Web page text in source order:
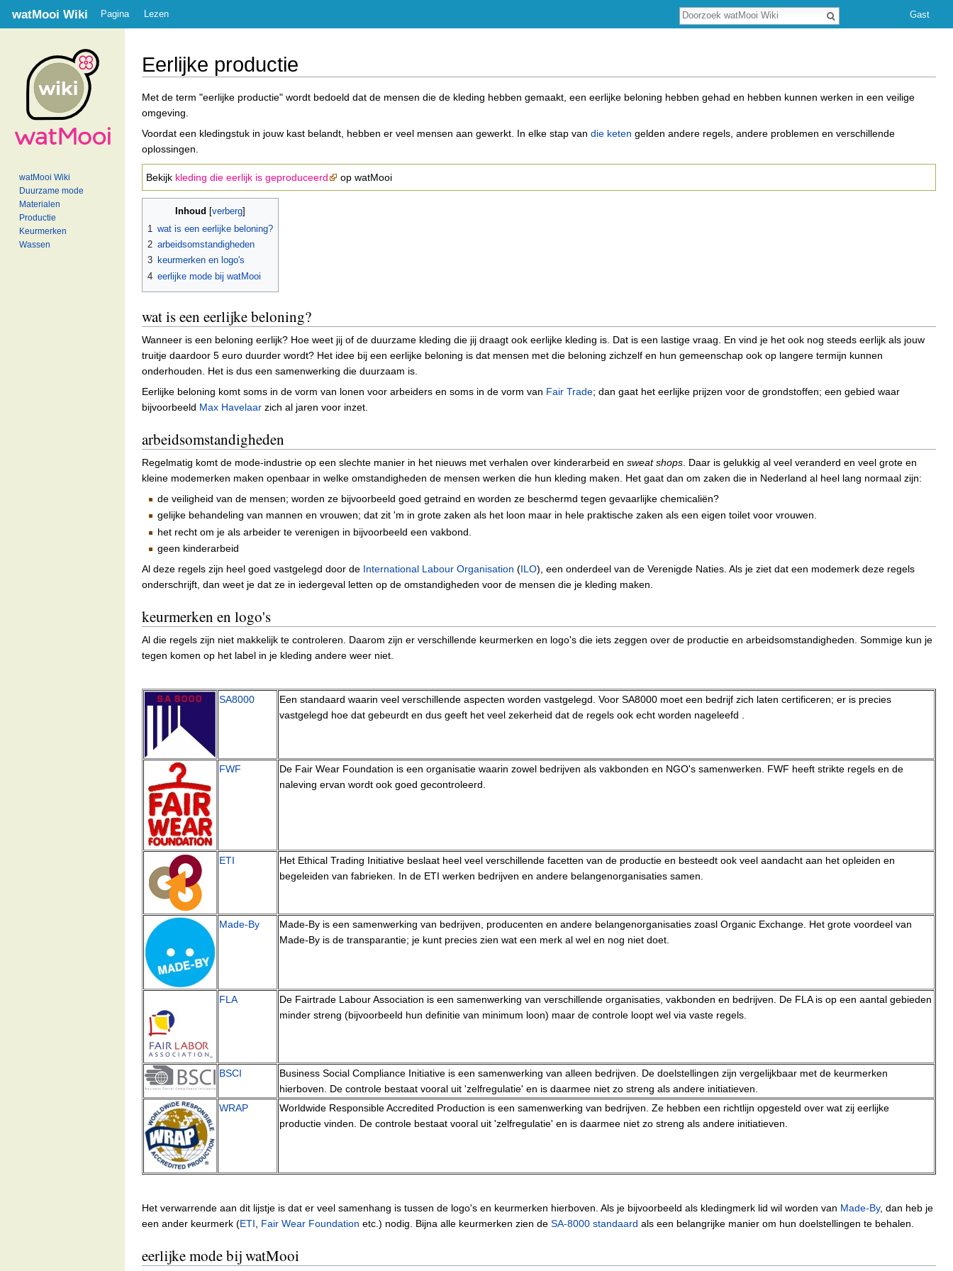
Eerlijke productie
Met de term "eerlijke productie" wordt bedoeld dat de mensen die de kleding hebben gemaakt, een eerlijke beloning hebben gehad en hebben kunnen werken in een veilige
omgeving.
Voordat een kledingstuk in jouw kast belandt, hebben er veel mensen aan gewerkt. In elke stap van die keten gelden andere regels, andere problemen en verschillende
oplossingen.
Bekijk kleding die eerlijk is geproduceerd op watMooi
Inhoud
1
wat is een eerlijke beloning?
2 arbeidsomstandigheden
3 keurmerken en logo's
4 eerlijke mode bij watMooi
wat is een eerlijke beloning?
Wanneer is een beloning eerlijk? Hoe weet jij of de duurzame kleding die jij draagt ook eerlijke kleding is. Dat is een lastige vraag. En vind je het ook nog steeds eerlijk als jouw
truitje daardoor 5 euro duurder wordt? Het idee bij een eerlijke beloning is dat mensen met die beloning zichzelf en hun gemeenschap ook op langere termijn kunnen
onderhouden. Het is dus een samenwerking die duurzaam is.
Eerlijke beloning komt soms in de vorm van lonen voor arbeiders en soms in de vorm van Fair Trade; dan gaat het eerlijke prijzen voor de grondstoffen; een gebied waar
bijvoorbeeld Max Havelaar zich al jaren voor inzet.
arbeidsomstandigheden
Regelmatig komt de mode-industrie op een slechte manier in het nieuws met verhalen over kinderarbeid en sweat shops . Daar is gelukkig al veel veranderd en veel grote en
kleine modemerken maken openbaar in welke omstandigheden de mensen werken die hun kleding maken. Het gaat dan om zaken die in Nederland al heel lang normaal zijn:
de veiligheid van de mensen; worden ze bijvoorbeeld goed getraind en worden ze beschermd tegen gevaarlijke chemicaliën?
gelijke behandeling van mannen en vrouwen; dat zit 'm in grote zaken als het loon maar in hele praktische zaken als een eigen toilet voor vrouwen.
het recht om je als arbeider te verenigen in bijvoorbeeld een vakbond.
geen kinderarbeid
Al deze regels zijn heel goed vastgelegd door de International Labour Organisation (ILO), een onderdeel van de Verenigde Naties. Als je ziet dat een modemerk deze regels
onderschrijft, dan weet je dat ze in iedergeval letten op de omstandigheden voor de mensen die je kleding maken.
keurmerken en logo's
Al die regels zijn niet makkelijk te controleren. Daarom zijn er verschillende keurmerken en logo's die iets zeggen over de productie en arbeidsomstandigheden. Sommige kun je
tegen komen op het label in je kleding andere weer niet.
SA8000
Een standaard waarin veel verschillende aspecten worden vastgelegd. Voor SA8000 moet een bedrijf zich laten certificeren; er is precies
vastgelegd hoe dat gebeurdt en dus geeft het veel zekerheid dat de regels ook echt worden nageleefd .
FWF
De Fair Wear Foundation is een organisatie waarin zowel bedrijven als vakbonden en NGO's samenwerken. FWF heeft strikte regels en de
naleving ervan wordt ook goed gecontroleerd.
ETI
Het Ethical Trading Initiative beslaat heel veel verschillende facetten van de productie en besteedt ook veel aandacht aan het opleiden en
begeleiden van fabrieken. In de ETI werken bedrijven en andere belangenorganisaties samen.
Made-By
Made-By is een samenwerking van bedrijven, producenten en andere belangenorganisaties zoasl Organic Exchange. Het grote voordeel van
Made-By is de transparantie; je kunt precies zien wat een merk al wel en nog niet doet.
FLA
De Fairtrade Labour Association is een samenwerking van verschillende organisaties, vakbonden en bedrijven. De FLA is op een aantal gebieden
minder streng (bijvoorbeeld hun definitie van minimum loon) maar de controle loopt wel via vaste regels.
BSCI
Business Social Compliance Initiative is een samenwerking van alleen bedrijven. De doelstellingen zijn vergelijkbaar met de keurmerken
hierboven. De controle bestaat vooral uit 'zelfregulatie' en is daarmee niet zo streng als andere initiatieven.
WRAP
Worldwide Responsible Accredited Production is een samenwerking van bedrijven. Ze hebben een richtlijn opgesteld over wat zij eerlijke
productie vinden. De controle bestaat vooral uit 'zelfregulatie' en is daarmee niet zo streng als andere initiatieven.
Het verwarrende aan dit lijstje is dat er veel samenhang is tussen de logo's en keurmerken hierboven. Als je bijvoorbeeld als kledingmerk lid wil worden van Made-By, dan heb je
een ander keurmerk (ETI Fair Wear Foundation etc.) nodig. Bijna alle keurmerken zien de SA-8000 standaard als een belangrijke manier om hun doelstellingen te behalen.
eerlijke mode bij watMooi
watMooi Wiki Gast
Pagina Lezen Zoeken
watMooi Wiki
Duurzame mode
Materialen
Productie
Keurmerken
Wassen